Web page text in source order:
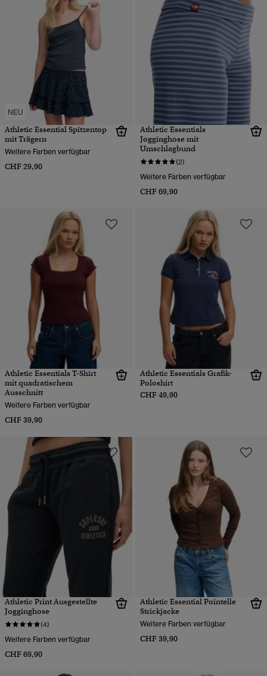
NEU
Athletic Essential Spitzentop
mit Trägern
Weitere Farben verfügbar
CHF 29,90
Athletic Essentials
Jogginghose mit
Umschlagbund
(2)
Weitere Farben verfügbar
CHF 69,90
Athletic Essentials T-Shirt
mit quadratischem
Ausschnitt
Weitere Farben verfügbar
CHF 39,90
Athletic Essentials Grafik-
Poloshirt
CHF 49,90
Athletic Print Ausgestellte
Jogginghose
(4)
Weitere Farben verfügbar
CHF 69,90
Athletic Essential Pointelle
Strickjacke
Weitere Farben verfügbar
CHF 39,90